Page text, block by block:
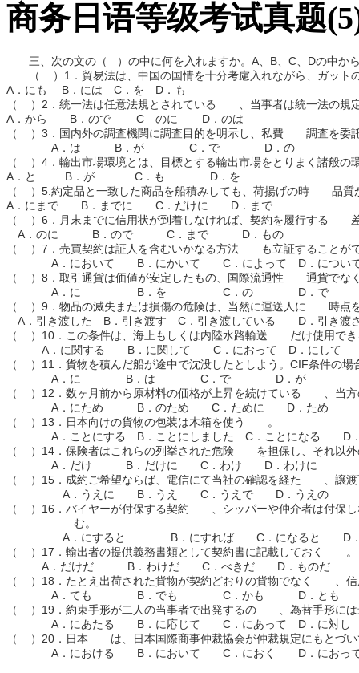
商务日语等级考试真题
三、次の文の（ ）の中に何を入れますか。A、B、C、Dの中か
（ ）1．貿易法は、中国の国情を十分考慮入れながら、ガッ
A．にも B．には C．を D．も
（ ）2．統一法は任意法規とされている 、当事者は統一法の規
A．から B．ので C のに D．のは
（ ）3．国内外の調査機関に調査目的を明示し、私費 調査を委
A．は B．が C．で D．の
（ ）4．輸出市場環境とは、目標とする輸出市場をとりまく諸般
A．と B．が C．も D．を
（ ）5.約定品と一致した商品を船積みしても、荷揚げの時 品質
A．にまで B．までに C．だけに D．まで
（ ）6．月末までに信用状が到着しなければ、契約を履行する
A．のに B．ので C．まで D．もの
（ ）7．売買契約は証人を含むいかなる方法 も立証することが
A．において B．にかいて C．によって D．につい
（ ）8．取引通貨は価値が安定したもの、国際流通性 通貨でな
A．に B．を C．の D．で
（ ）9．物品の滅失または損傷の危険は、当然に運送人に 時点
A．引き渡した B．引き渡す C．引き渡している D．引き渡
（ ）10．この条件は、海上もしくは内陸水路輸送 だけ使用でき
A．に関する B．に関して C．におって D．にして
（ ）11．貨物を積んだ船が途中で沈没したとしよう。CIF条件
A．に B．は C．で D．が
（ ）12．数ヶ月前から原材料の価格が上昇を続けている 、当方
A．にため B．のため C．ために D．ため
（ ）13．日本向けの貨物の包装は木箱を使う 。
A．ことにする B．ことにしました C．ことになる D．
（ ）14．保険者はこれらの列挙された危険 を担保し、それ以外
A．だけ B．だけに C．わけ D．わけに
（ ）15．成約ご希望ならば、電信にて当社の確認を経た 、譲渡
A．うえに B．うえ C．うえで D．うえの
（ ）16．バイヤーが付保する契約 、シッパーや仲介者は付
む。
A．にすると B．にすれば C．になると D．
（ ）17．輸出者の提供義務書類として契約書に記載しておく 。
A．だけだ B．わけだ C．べきだ D．ものだ
（ ）18．たとえ出荷された貨物が契約どおりの貨物でなく 、信
A．ても B．でも C．かも D．とも
（ ）19．約束手形が二人の当事者で出発するの 、為替手形には
A．にあたる B．に応じて C．にあって D．に対し
（ ）20．日本 は、日本国際商事仲裁協会が仲裁規定にもとづい
A．における B．において C．におく D．におっ